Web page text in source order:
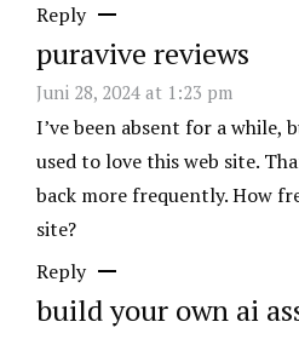
Reply
puravive reviews
Juni 28, 2024 at 1:23 pm
I’ve been absent for a while,
used to love this web site.
back more frequently. How
site?
Reply
build your own ai